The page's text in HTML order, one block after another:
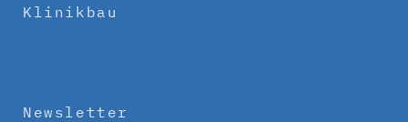
Klinikbau
Newsletter